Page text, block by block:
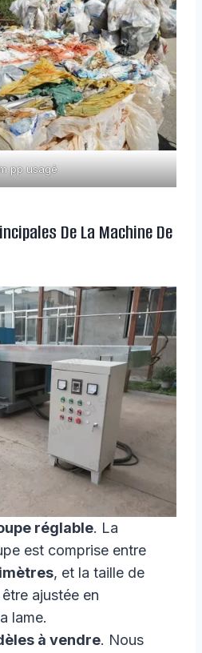
pp usagé
De La Machine De
réglable. La
est comprise entre
, et la taille de
ajustée en
lame.
à vendre. Nous